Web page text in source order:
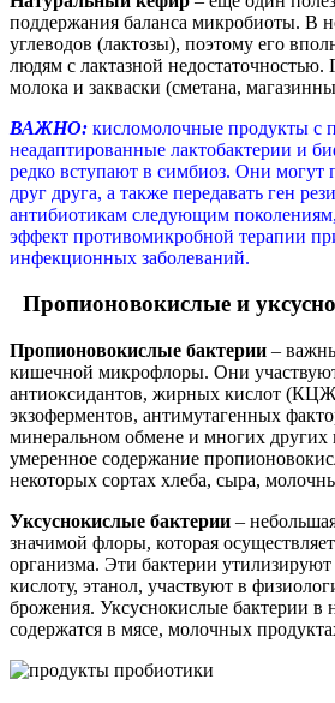
поддержания баланса микробиоты. В
углеводов (лактозы), поэтому его
людям с лактазной недостаточностью.
молока и закваски (сметана,
ВАЖНО: кисломолочные продукты с
неадаптированные лактобактерии и
редко вступают в симбиоз. Они могут
друг друга, а также передавать ген
антибиотикам следующим поколениям,
эффект противомикробной терапии
инфекционных заболеваний.
Пропионовокислые и
Пропионовокислые бактерии –
кишечной микрофлоры. Они
антиоксидантов, жирных кислот
экзоферментов, антимутагенных
минеральном обмене и многих других
умеренное содержание
некоторых сортах хлеба, сыра,
Уксуснокислые бактерии –
значимой флоры, которая
организма. Эти бактерии
кислоту, этанол, участвуют в
брожения. Уксуснокислые бактерии в
содержатся в мясе, молочных